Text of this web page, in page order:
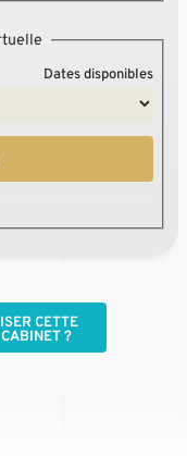
Dates disponibles
CETTE
?